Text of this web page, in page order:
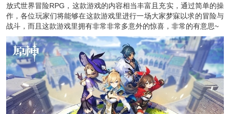
放式世界冒险RPG，这款游戏的内容相当丰富且充实，通过简单的操
作，各位玩家们将能够在这款游戏里进行一场大家梦寐以求的冒险与
战斗，而且这款游戏里拥有非常非常多意外的惊喜，非常的有意思~